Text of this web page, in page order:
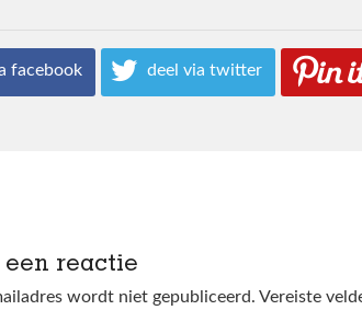
facebook deel via twitter
een reactie
wordt niet gepubliceerd. Vereiste